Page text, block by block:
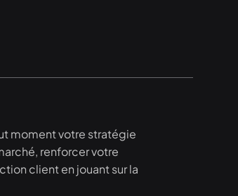
moment votre stratégie
renforcer votre
client en jouant sur la